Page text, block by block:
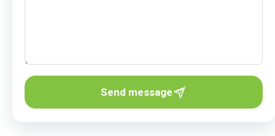
Send message